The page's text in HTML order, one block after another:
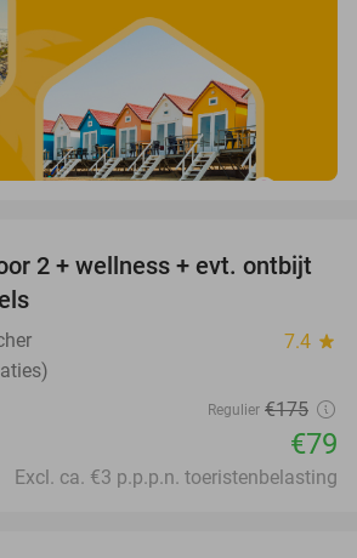
55%
2 + wellness + evt. ontbijt
7.4 star
Regulier €175
€79
Excl. ca. €3 p.p.p.n. toeristenbelasting